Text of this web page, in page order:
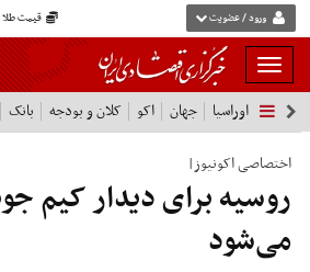
قیمت ورود / عضویت
بار
و
بسته
نمودن
فهرست
اوراسیا جهان اکو کلان و بودجه بانک
اختصاصی اکونیوز|
روسیه برای دیدار کیم
می‌شود